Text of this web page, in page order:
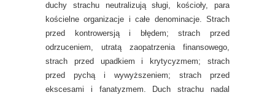
duchy strachu neutralizują sługi, kościoły, para
kościelne organizacje i całe denominacje. Strach
przed kontrowersją i błędem; strach przed
odrzuceniem, utratą zaopatrzenia finansowego,
strach przed upadkiem i krytycyzmem; strach
przed pychą i wywyższeniem; strach przed
ekscesami i fanatyzmem. Duch strachu nadal